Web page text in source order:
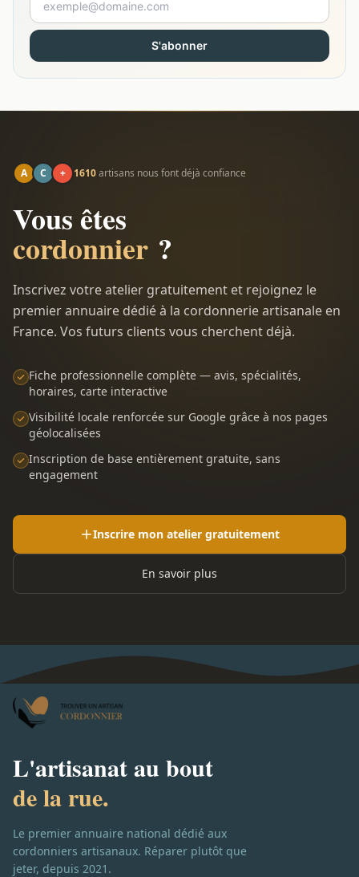
S'abonner
A C + 1610artisans nous font déjà confiance
Vous êtes
cordonnier ?
Inscrivez votre atelier gratuitement et rejoignez le
premier annuaire dédié à la cordonnerie artisanale en
France. Vos futurs clients vous cherchent déjà.
Fiche professionnelle complète — avis, spécialités,
horaires, carte interactive
Visibilité locale renforcée sur Google grâce à nos pages
géolocalisées
Inscription de base entièrement gratuite, sans
engagement
Inscrire mon atelier gratuitement
En savoir plus
L'artisanat au bout
de la rue.
Le premier annuaire national dédié aux
cordonniers artisanaux. Réparer plutôt que
jeter, depuis 2021.